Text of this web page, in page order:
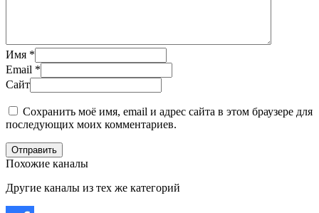
Имя *
Email *
Сайт
Сохранить моё имя, email и адрес сайта в этом браузере для
последующих моих комментариев.
Отправить
Похожие каналы
Другие каналы из тех же категорий